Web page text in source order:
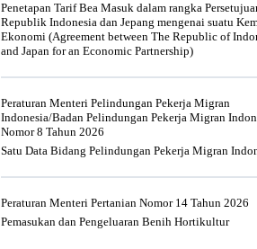
Penetapan Tarif Bea Masuk dalam rangka
Republik Indonesia dan Jepang mengenai suatu
Ekonomi (Agreement between The Republic of
and Japan for an Economic Partnership)
Peraturan Menteri Pelindungan Pekerja Migran
Indonesia/Badan Pelindungan Pekerja Migran
Nomor 8 Tahun 2026
Satu Data Bidang Pelindungan Pekerja Migran
Peraturan Menteri Pertanian Nomor 14 Tahun 2026
Pemasukan dan Pengeluaran Benih Hortikultur